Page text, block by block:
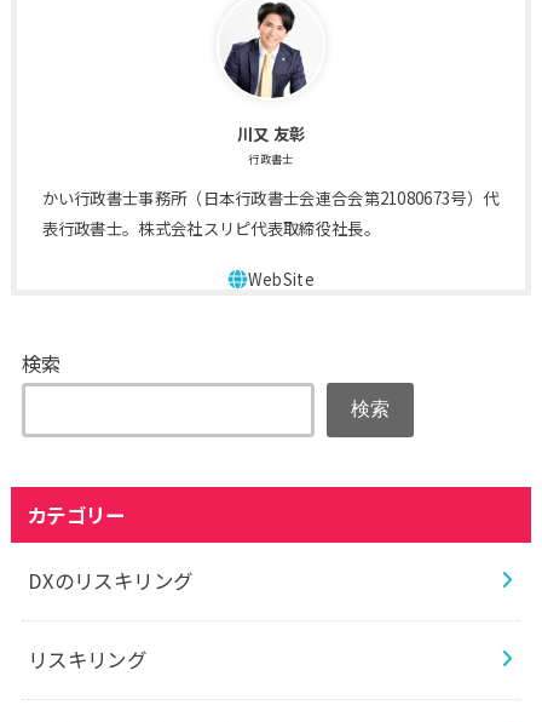
川又 友彰
行政書士
かい行政書士事務所（日本行政書士会連合会第21080673号）代
表行政書士。株式会社スリピ代表取締役社長。
検索
検索
カテゴリー
DXのリスキリング
リスキリング